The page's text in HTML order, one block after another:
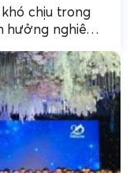
chịu trong
hưởng nghiêm